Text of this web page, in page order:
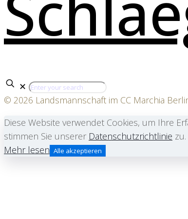
✕
© 2026 Landsmannschaft im CC Marchia
Diese Website verwendet Cookies, um Ihre
stimmen Sie unserer Datenschutzrichtlinie zu.
Mehr lesen Alle akzeptieren